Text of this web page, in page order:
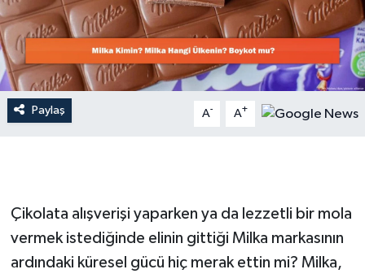
Paylaş A- A+
Çikolata alışverişi yaparken ya da lezzetli bir mola
vermek istediğinde elinin gittiği Milka markasının
ardındaki küresel gücü hiç merak ettin mi? Milka,